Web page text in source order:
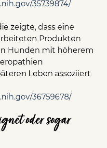
35739874/
zeigte, dass eine
Produkten
Hunden mit höherem
Leben assoziiert
36759678/
oder sogar